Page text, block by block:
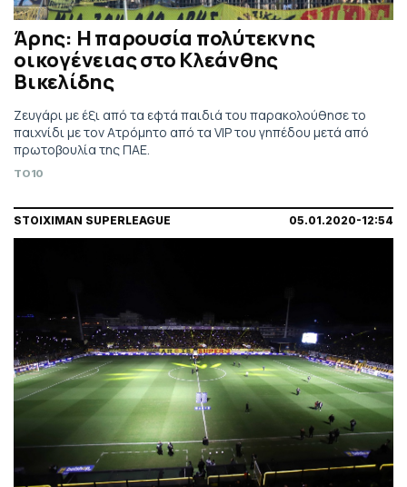
Άρης: Η παρουσία πολύτεκνης
οικογένειας στο Κλεάνθης
Βικελίδης
Ζευγάρι με έξι από τα εφτά παιδιά του παρακολούθησε το
παιχνίδι με τον Ατρόμητο από τα VIP του γηπέδου μετά από
πρωτοβουλία της ΠΑΕ.
TO10
STOIXIMAN SUPERLEAGUE 05.01.2020-12:54